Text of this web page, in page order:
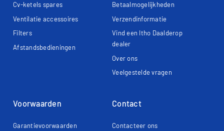
Cv-ketels spares
Ventilatie accessoires
Filters
Afstandsbedieningen
Betaalmogelijkheden
Verzendinformatie
Vind een Itho Daalderop
dealer
Over ons
Veelgestelde vragen
Voorwaarden
Garantievoorwaarden
Contact
Contacteer ons